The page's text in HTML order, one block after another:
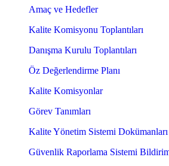
Amaç ve Hedefler
Kalite Komisyonu Toplantıları
Danışma Kurulu Toplantıları
Öz Değerlendirme Planı
Kalite Komisyonlar
Görev Tanımları
Kalite Yönetim Sistemi Dokümanları
Güvenlik Raporlama Sistemi